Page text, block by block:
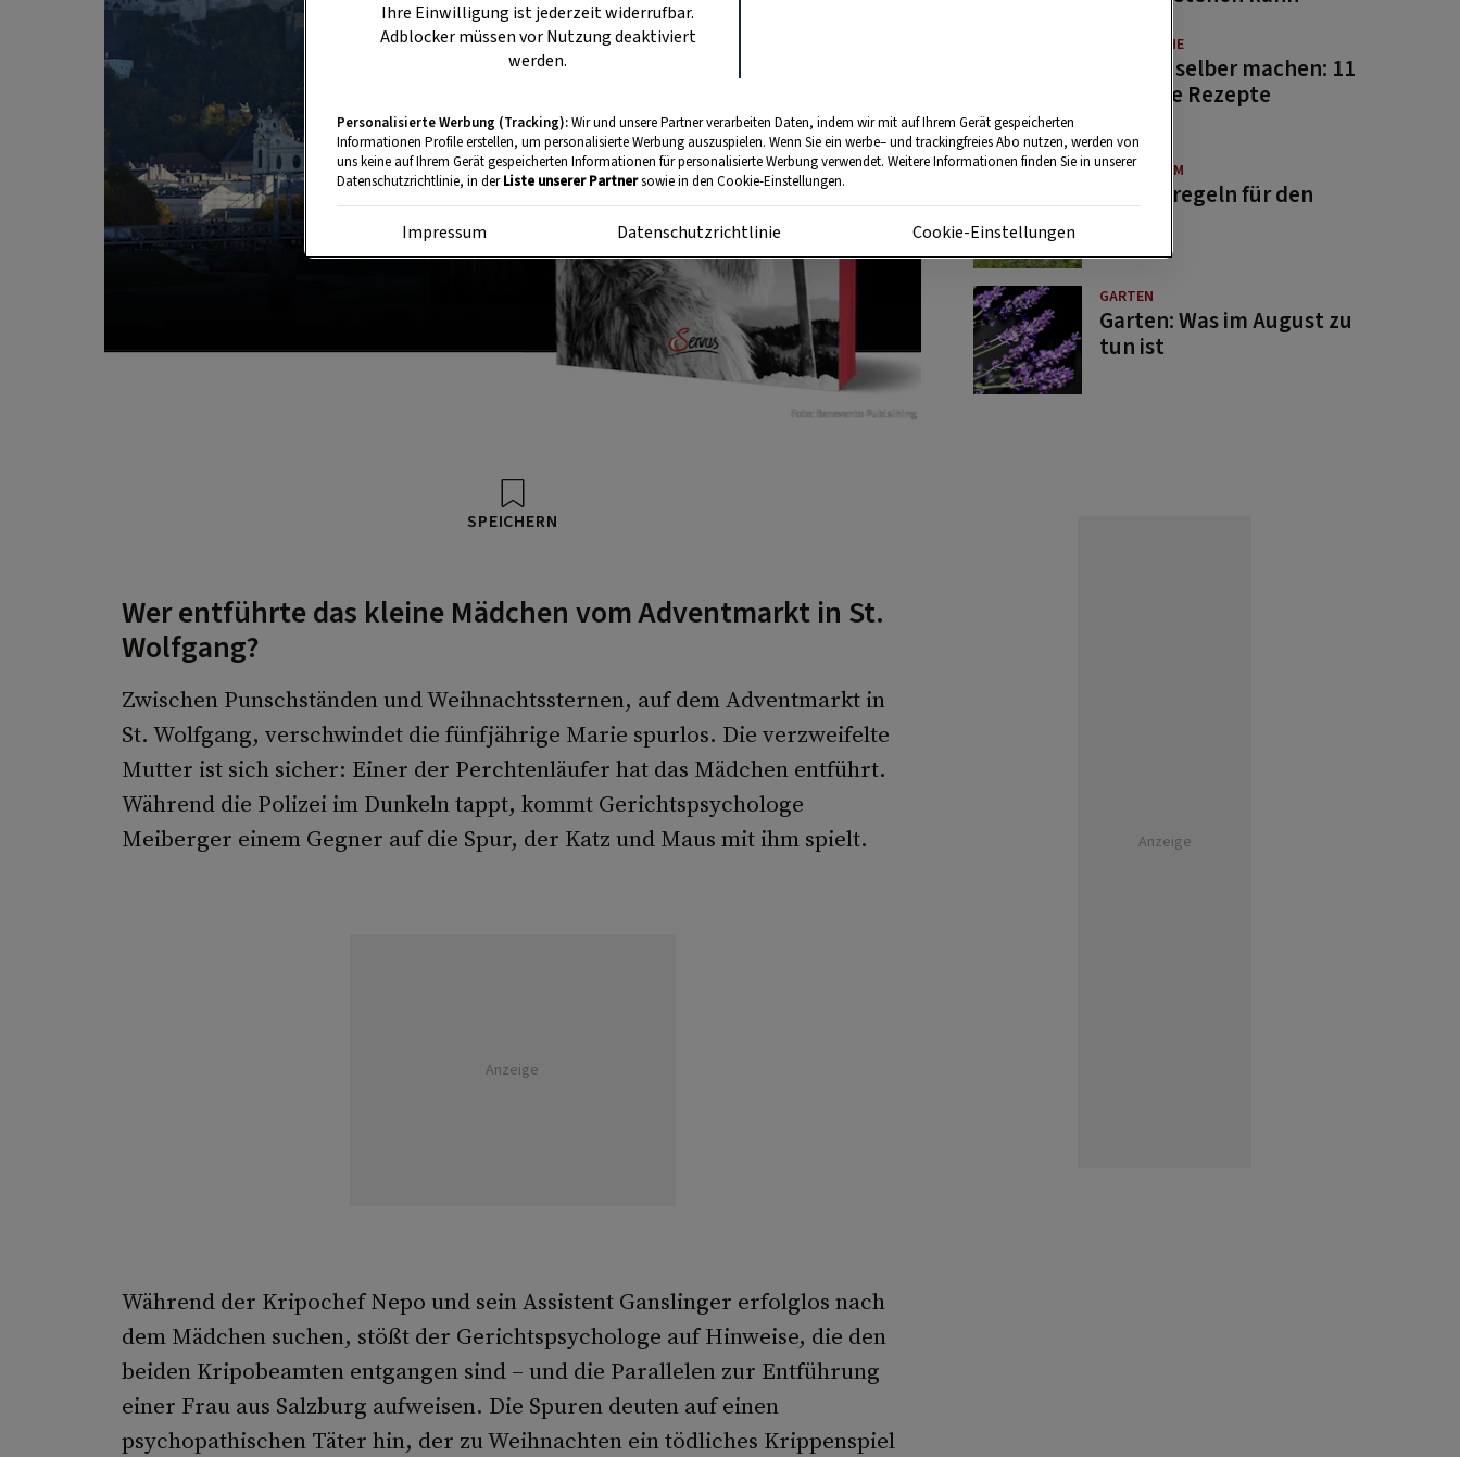
Foto: Benevento Publsihing
SPEICHERN
Wer entführte das kleine Mädchen vom Adventmarkt in St.
Wolfgang?
Zwischen Punschständen und Weihnachtssternen, auf dem Adventmarkt in
St. Wolfgang, verschwindet die fünfjährige Marie spurlos. Die verzweifelte
Mutter ist sich sicher: Einer der Perchtenläufer hat das Mädchen entführt.
Während die Polizei im Dunkeln tappt, kommt Gerichtspsychologe
Meiberger einem Gegner auf die Spur, der Katz und Maus mit ihm spielt.
Anzeige
Während der Kripochef Nepo und sein Assistent Ganslinger erfolglos nach
dem Mädchen suchen, stößt der Gerichtspsychologe auf Hinweise, die den
beiden Kripobeamten entgangen sind – und die Parallelen zur Entführung
einer Frau aus Salzburg aufweisen. Die Spuren deuten auf einen
psychopathischen Täter hin, der zu Weihnachten ein tödliches Krippenspiel
GUTE KÜCHE
Saucen selber machen: 11
beliebte Rezepte
BRAUCHTUM
Bauernregeln für den
GARTEN
Garten: Was im August zu
tun ist
Anzeige
Ihre Einwilligung ist jederzeit widerrufbar.
Adblocker müssen vor Nutzung deaktiviert
werden.
Personalisierte Werbung (Tracking):Wir und unsere Partner verarbeiten Daten, indem wir mit auf Ihrem Gerät gespeicherten
Informationen Profile erstellen, um personalisierte Werbung auszuspielen. Wenn Sie ein werbe– und trackingfreies Abo nutzen, werden von
uns keine auf Ihrem Gerät gespeicherten Informationen für personalisierte Werbung verwendet. Weitere Informationen finden Sie in unserer
Datenschutzrichtlinie, in derListe unserer Partnersowie in den Cookie-Einstellungen.
Impressum Datenschutzrichtlinie Cookie-Einstellungen